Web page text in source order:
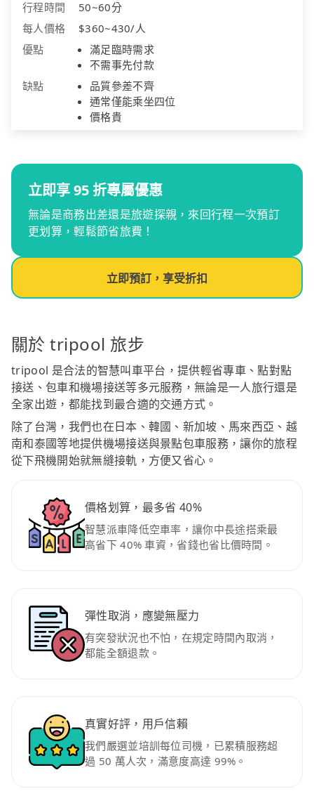
行程時間
50~60分
每人價格
$360~430/人
優點
滿足臨時需求
不需事先付款
缺點
品質參差不齊
通常僅能乘坐四位
價格貴
立即享 95 折專屬優惠
無論是商務出差還是旅遊探親，來回行程一次預訂
更划算，輕鬆節省旅費！
立即預訂，享受折扣
關於 tripool 旅步
tripool 是合法的智慧叫車平台，提供輕省專車、點對點
接送、包車和機場接送等多元服務，無論是一人旅行還是
全家出遊，都能找到最合適的交通方式。
除了台灣，我們也在日本、韓國、新加坡、馬來西亞、越
南和泰國等地提供機場接送與景點包車服務，讓你的旅程
從下飛機開始就無縫接軌，方便又省心。
價格划算，最多省 40%
智慧派車降低空車率，讓你中長途搭乘最
高省下 40% 車資，省錢也省比價時間。
彈性取消，應變無壓力
有突發狀況也不怕，在規定時間內取消，
都能全額退款。
真實好評，用戶信賴
我們嚴選並培訓每位司機，已累積服務超
過 50 萬人次，滿意度高達 99%。